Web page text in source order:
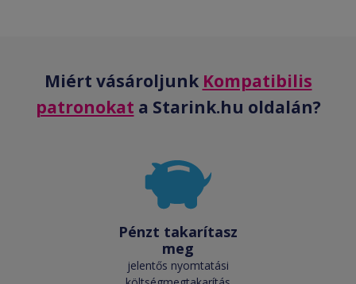
Miért vásároljunk Kompatibilis
patronokat a Starink.hu oldalán?
Pénzt takarítasz
meg
jelentős nyomtatási